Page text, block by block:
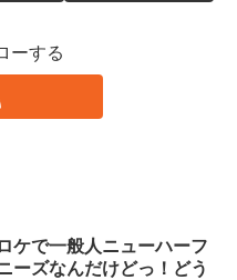
ーする
ケで一般人ニューハーフ
ーズなんだけどっ！どう